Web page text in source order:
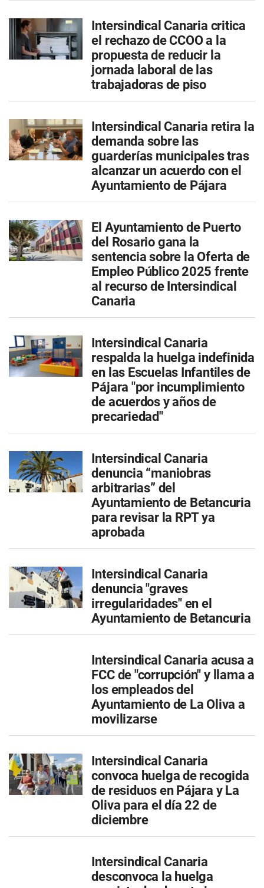
Intersindical Canaria critica
el rechazo de CCOO a la
propuesta de reducir la
jornada laboral de las
trabajadoras de piso
Intersindical Canaria retira la
demanda sobre las
guarderías municipales tras
alcanzar un acuerdo con el
Ayuntamiento de Pájara
El Ayuntamiento de Puerto
del Rosario gana la
sentencia sobre la Oferta de
Empleo Público 2025 frente
al recurso de Intersindical
Canaria
Intersindical Canaria
respalda la huelga indefinida
en las Escuelas Infantiles de
Pájara "por incumplimiento
de acuerdos y años de
precariedad"
Intersindical Canaria
denuncia “maniobras
arbitrarias” del
Ayuntamiento de Betancuria
para revisar la RPT ya
aprobada
Intersindical Canaria
denuncia "graves
irregularidades" en el
Ayuntamiento de Betancuria
Intersindical Canaria acusa a
FCC de "corrupción" y llama a
los empleados del
Ayuntamiento de La Oliva a
movilizarse
Intersindical Canaria
convoca huelga de recogida
de residuos en Pájara y La
Oliva para el día 22 de
diciembre
Intersindical Canaria
desconvoca la huelga